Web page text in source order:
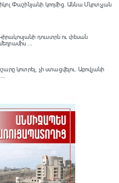
Փաշինյանի կողմից․ Աննա Մկրտչյան
դուստրն ու փեսան
...
կոտրել, չի ստացվելու․ Աբովյանի